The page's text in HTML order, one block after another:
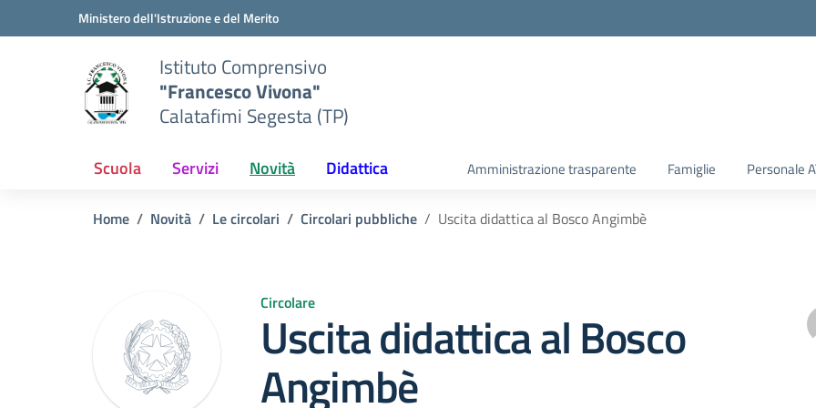
Vai ai contenuti
Vai al menu di navigazioneMinistero dell'Istruzione e del Merito
Istituto Comprensivo
"Francesco Vivona"
Calatafimi Segesta (TP)
Scuola Servizi Novità Didattica Amministrazione trasparente Famiglie Personale
Home Novità Le circolari Circolari pubbliche Uscita didattica al Bosco Angimbè
Circolare
Uscita didattica al Bosco
Angimbè